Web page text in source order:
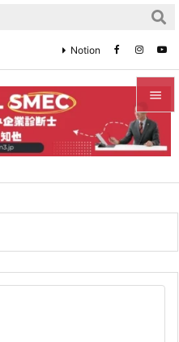


メニュ


次へ
Notion